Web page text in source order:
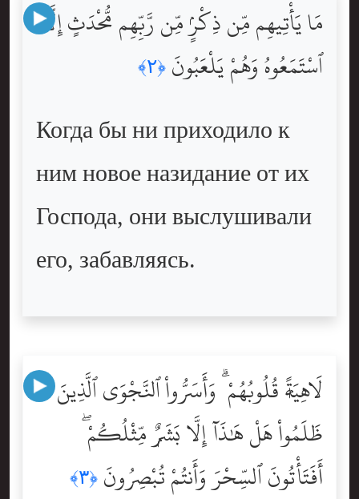
مَا يَأْتِيهِم مِّن ذِكْرٍۢ مِّن رَّبِّهِم مُّحْدَثٍ إِلَّا
ٱسْتَمَعُوهُ وَهُمْ يَلْعَبُونَ ﴿٢﴾
Когда бы ни приходило к
ним новое назидание от их
Господа, они выслушивали
его, забавляясь.
لَاهِيَةًۭ قُلُوبُهُمْ ۗ وَأَسَرُّواْ ٱلنَّجْوَى ٱلَّذِينَ
ظَلَمُواْ هَلْ هَٰذَآ إِلَّا بَشَرٌۭ مِّثْلُكُمْ ۖ
أَفَتَأْتُونَ ٱلسِّحْرَ وَأَنتُمْ تُبْصِرُونَ ﴿٣﴾